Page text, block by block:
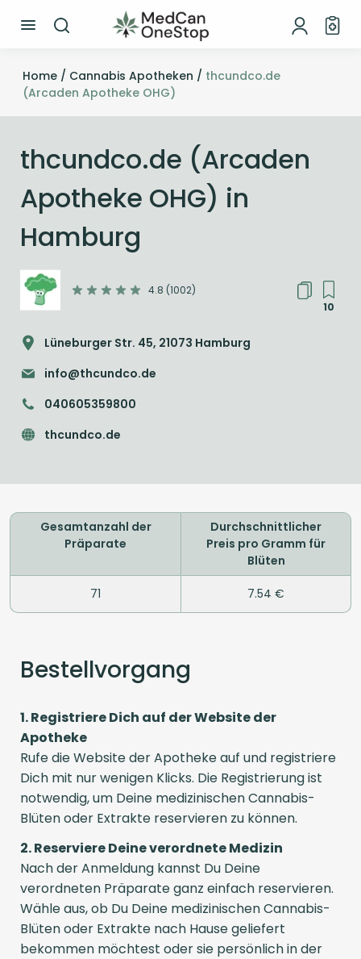
Home / Cannabis Apotheken / thcundco.de
(Arcaden Apotheke OHG)
thcundco.de (Arcaden
Apotheke OHG) in
Hamburg
4.8 (1002)
10
Lüneburger Str. 45, 21073 Hamburg
info@thcundco.de
040605359800
thcundco.de
Gesamtanzahl der
Präparate
71
Durchschnittlicher
Preis pro Gramm für
Blüten
7.54 €
Bestellvorgang
1. Registriere Dich auf der Website der
Apotheke
Rufe die Website der Apotheke auf und registriere
Dich mit nur wenigen Klicks. Die Registrierung ist
notwendig, um Deine medizinischen Cannabis-
Blüten oder Extrakte reservieren zu können.
2. Reserviere Deine verordnete Medizin
Nach der Anmeldung kannst Du Deine
verordneten Präparate ganz einfach reservieren.
Wähle aus, ob Du Deine medizinischen Cannabis-
Blüten oder Extrakte nach Hause geliefert
bekommen möchtest oder sie persönlich in der